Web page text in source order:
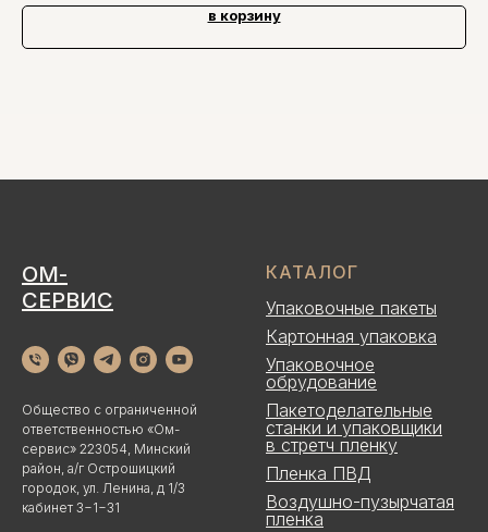
в корзину
ОМ-
СЕРВИС
Общество с ограниченной
ответственностью «Ом-
сервис» 223054, Минский
район, а/г Острошицкий
городок, ул. Ленина, д 1/3
кабинет 3−1−31
КАТАЛОГ
Упаковочные пакеты
Картонная упаковка
Упаковочное
обрудование
Пакетоделательные
станки и упаковщики
в стретч пленку
Пленка ПВД
Воздушно-пузырчатая
пленка